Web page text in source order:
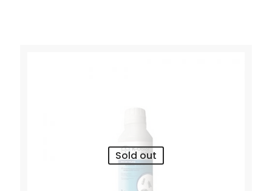
Sold out